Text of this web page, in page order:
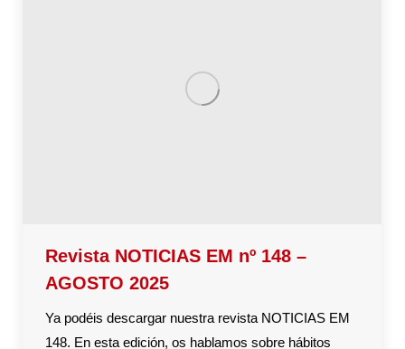
Revista NOTICIAS EM nº 148 –
AGOSTO 2025
Ya podéis descargar nuestra revista NOTICIAS EM
148. En esta edición, os hablamos sobre hábitos